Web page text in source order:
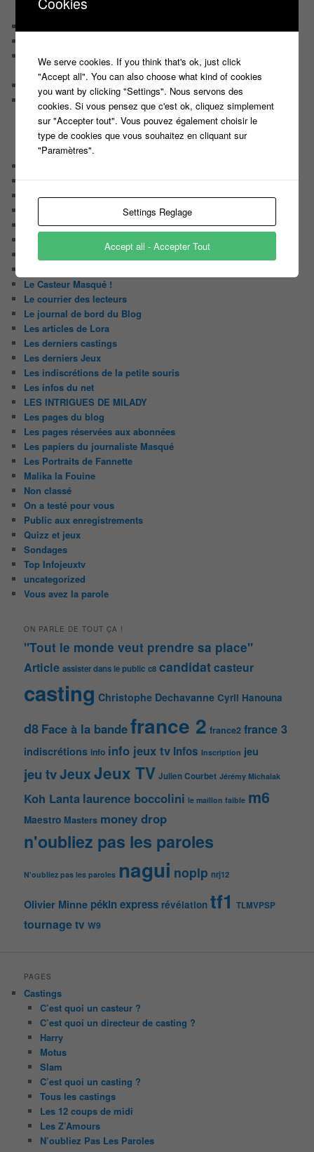
ARTICLES RÉCENTS
Casting pour un nouveau jeu de Culture générale animé par
Bruno Guillon sur La 2
Casting pour une nouvelle émission Tv de Brocante
Participez en binôme à un nouveau JEU MUSICAL et tentez
de remporter 10 000 EUROS
CATÉGORIES
Carte Blanche à …
Détournement du jour
Huggy les bons tuyaux
L'analyse de Javier
La chroniquette du Matin
Le Casteur Masqué !
Le courrier des lecteurs
Le journal de bord du Blog
Les articles de Lora
Les derniers castings
Les derniers Jeux
Les indiscrétions de la petite souris
Les infos du net
LES INTRIGUES DE MILADY
Les pages du blog
Les pages réservées aux abonnées
Les papiers du journaliste Masqué
Les Portraits de Fannette
Malika la Fouine
Non classé
On a testé pour vous
Public aux enregistrements
Quizz et jeux
Sondages
Top Infojeuxtv
uncategorized
Vous avez la parole
ON PARLE DE TOUT ÇA !
"Tout le monde veut prendre sa place"
Article assister dans le public c8 candidatcasteur
casting Christophe Dechavanne Cyril Hanouna
d8 Face à la bandefrance 2 france2 france 3
indiscrétions info info jeux tv Infos Inscription jeu
jeu tvJeuxJeux TV Julien Courbet Jérémy Michalak
Koh Lanta laurence boccolini le maillon faible m6
Maestro Masters money drop
n'oubliez pas les paroles
N'oubliez pas les paroles nagui noplp nrj12
Olivier Minne pékin express révélation tf1 TLMVPSP
tournagetv W9
PAGES
Castings
C’est quoi un casteur ?
C’est quoi un directeur de casting ?
Harry
Motus
Slam
C’est quoi un casting ?
Tous les castings
Les 12 coups de midi
Les Z’Amours
N’oubliez Pas Les Paroles
We serve cookies. If you think that's ok, just click
"Accept all". You can also choose what kind of cookies
you want by clicking "Settings". Nous servons des
cookies. Si vous pensez que c'est ok, cliquez simplement
sur "Accepter tout". Vous pouvez également choisir le
type de cookies que vous souhaitez en cliquant sur
"Paramètres".
Settings Reglage
Accept all - Accepter Tout